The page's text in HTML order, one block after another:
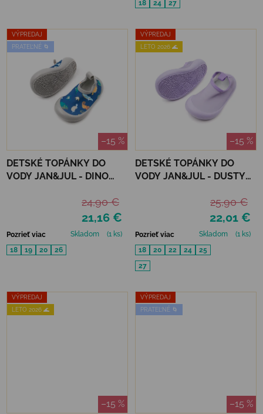
18
24 27
VÝPREDAJ
PRATEĽNÉ 🌀
–15 %
DETSKÉ TOPÁNKY DO
VODY JAN&JUL - DINO
21,16 €
24,90 €
Pozrieť viac Skladom
(1 ks)
18
19 20 26
VÝPREDAJ
LETO 2026 🌊
–15 %
DETSKÉ TOPÁNKY DO
VODY JAN&JUL - DUSTY
22,01 €
25,90 €
Pozrieť viac Skladom
(1 ks)
18
20 22 24
25
27
VÝPREDAJ
LETO 2026 🌊
–15 %
VÝPREDAJ
PRATEĽNÉ 🌀
–15 %